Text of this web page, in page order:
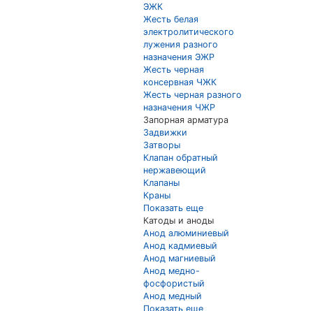
ЭЖК
Жесть белая
электролитического
лужения разного
назначения ЭЖР
Жесть черная
консервная ЧЖК
Жесть черная разного
назначения ЧЖР
Запорная арматура
Задвижки
Затворы
Клапан обратный
нержавеющий
Клапаны
Краны
Показать еще
Катоды и аноды
Анод алюминиевый
Анод кадмиевый
Анод магниевый
Анод медно-
фосфористый
Анод медный
Показать еще